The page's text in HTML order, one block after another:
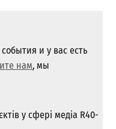
и у вас есть
нам, мы
у сфері медіа R40-